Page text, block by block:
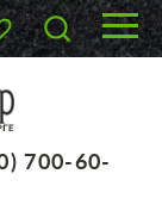
700-60-